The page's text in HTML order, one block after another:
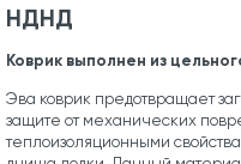
НДНД
Коврик выполнен из
Эва коврик предотвращает
защите от механических
теплоизоляционными